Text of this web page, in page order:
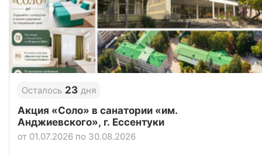
Осталось 23 дня
Акция «Соло» в санатории «им.
Анджиевского», г. Ессентуки
от 01.07.2026 по 30.08.2026